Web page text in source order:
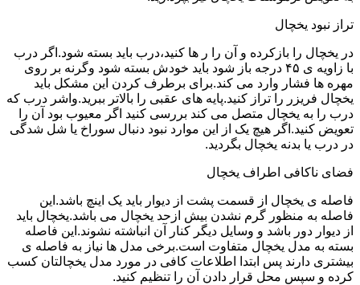
تراز نبود یخچال
در یخچال را بازکرده و آن را ر ها کنید،درب باید بسته شود.اگر درب
با زاویه ی ۴۵ درجه باز شود باید خودش بسته شود وگرنه بر روی
مهره ها فشار وارد می کند.برای برطرف کردن این مشکل باید
یخچال فریزر را تراز کنید.پایه های عقبی را بالاتر ببرید.واشر درب که
درب را به یخچال متصل می کند بررسی کنید اگر معیوب بود آن را
تعویض کنید.اگر هیچ یک از این موارد نبود دنبال سوراخ یا شل شدگی
در درب یا بدنه یخچال بگردید.
فضای ناکافی اطراف یخچال
فاصله ی یخچال از قسمت پشت از دیوار باید یک اینچ باشد.این
فاصله به منظور گرم نشدن بیش ازحد یخچال می باشد.یخچال باید
از دیوار دور باشد و وسایل دیگر کنار آن انباشته نشوند.این فاصله
بسته به مدل یخچال متفاوت است.برخی مدل ها نیاز به فاصله ی
بیشتری دارند پس ابتدا اطلاعات کافی در مورد مدل یخچالتان کسب
کرده و سپس محل قرار دادن آن را تنظیم کنید.